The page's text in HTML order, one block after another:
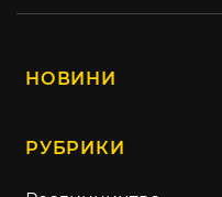
НОВИНИ
РУБРИКИ